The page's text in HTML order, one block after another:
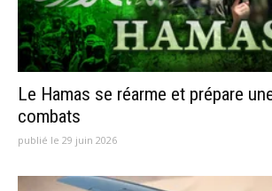
Le Hamas se réarme et prépare
combats
publié le 29 juin 2026